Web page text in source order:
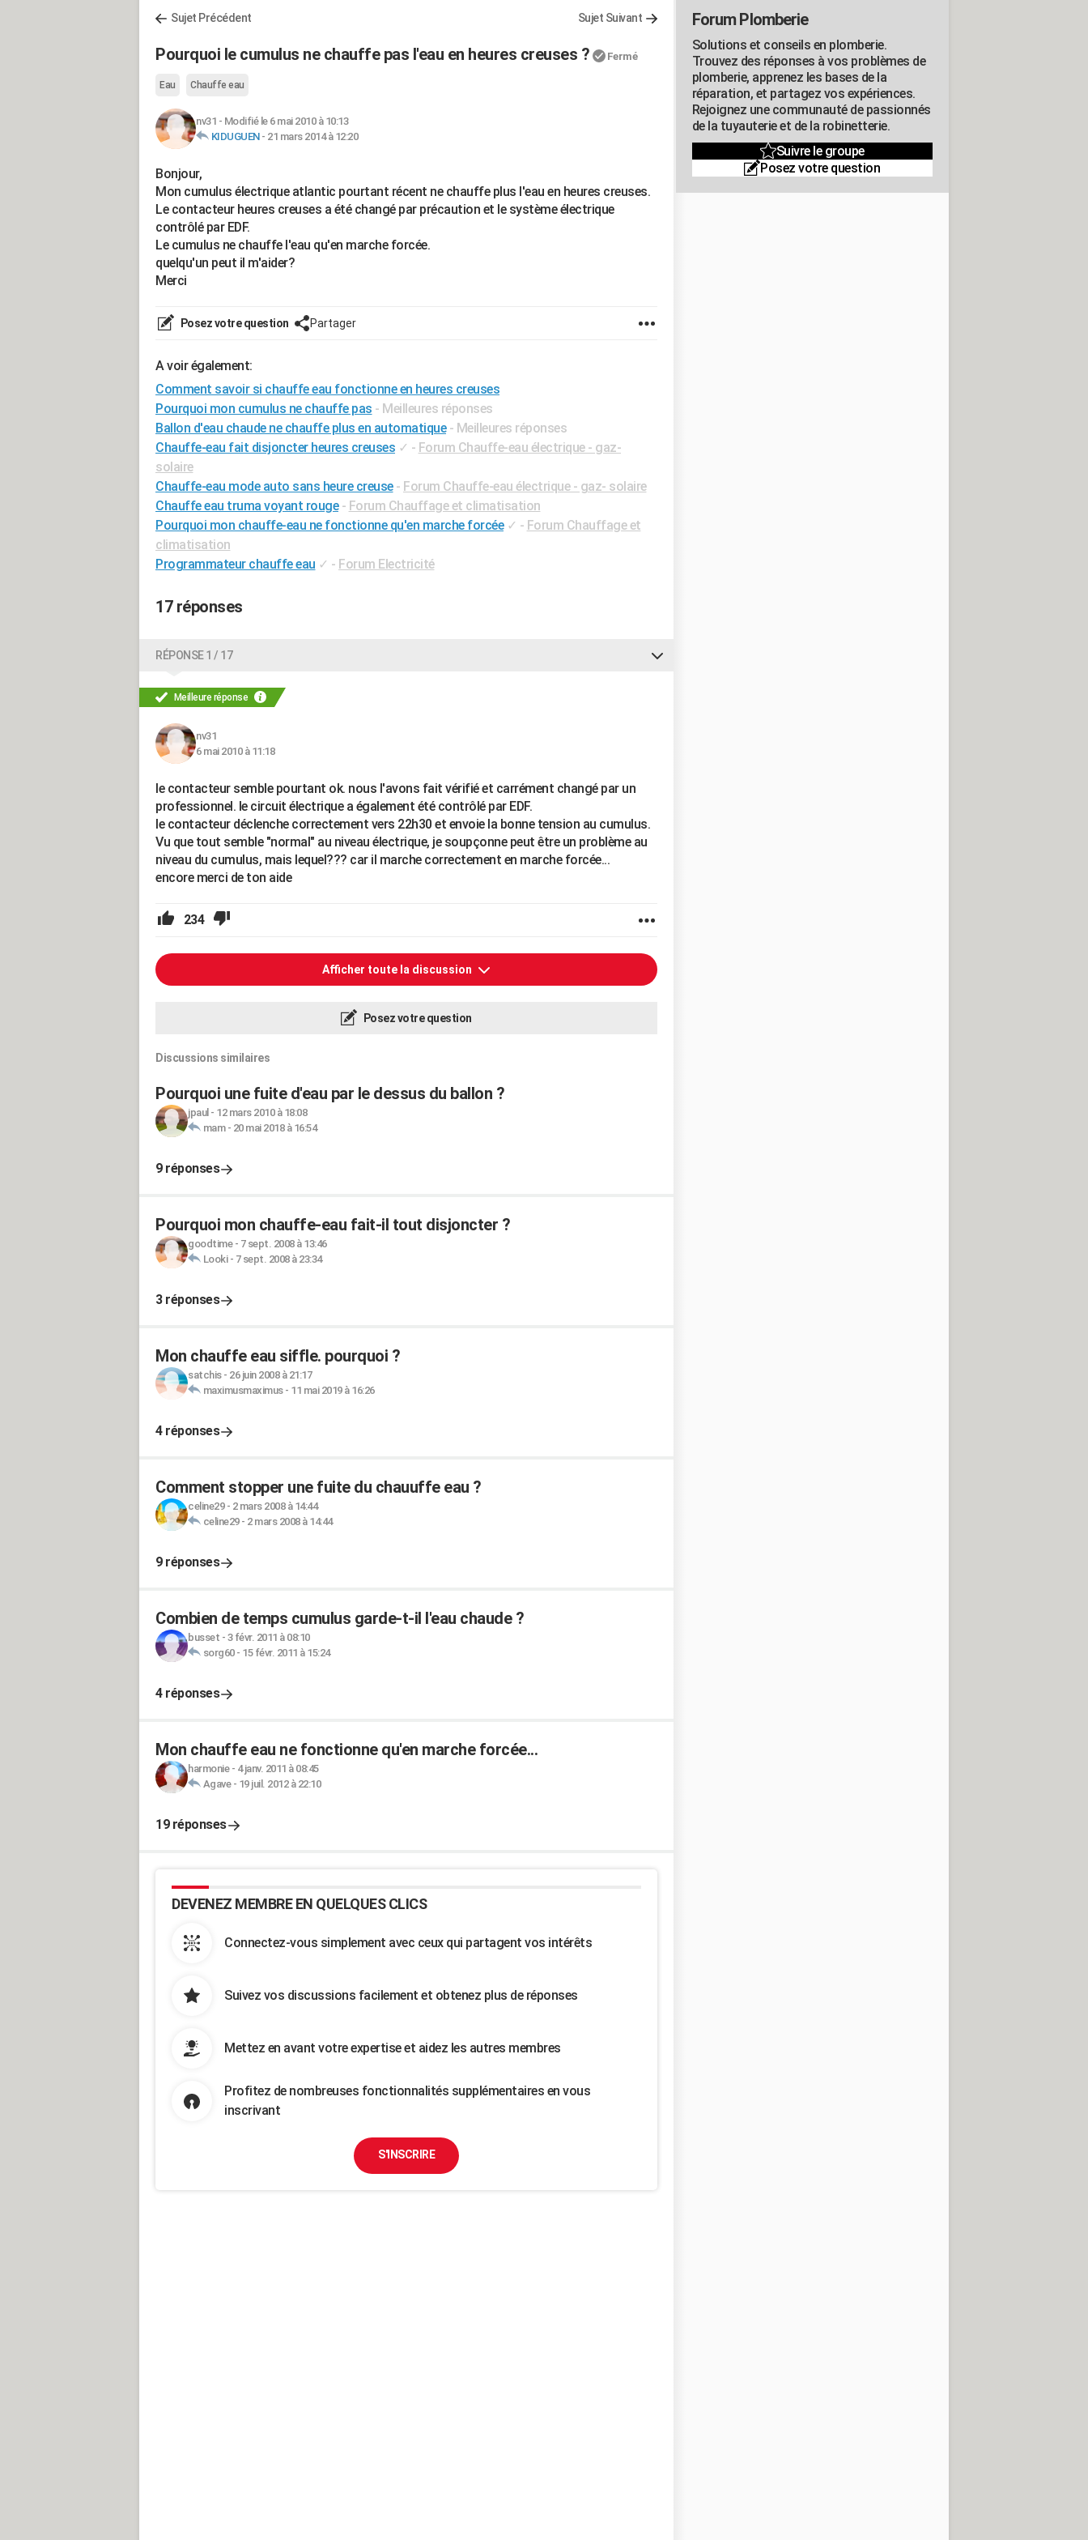
Sujet Précédent Sujet Suivant
Pourquoi le cumulus ne chauffe pas l'eau en heures creuses ? Fermé
Eau Chauffe eau
nv31 - Modifié le 6 mai 2010 à 10:13
KIDUGUEN- 21 mars 2014 à 12:20
Bonjour,
Mon cumulus électrique atlantic pourtant récent ne chauffe plus l'eau en heures creuses.
Le contacteur heures creuses a été changé par précaution et le système électrique
contrôlé par EDF.
Le cumulus ne chauffe l'eau qu'en marche forcée.
quelqu'un peut il m'aider?
Merci
Posez votre question Partager
A voir également:
Comment savoir si chauffe eau fonctionne en heures creuses
Pourquoi mon cumulus ne chauffe pas - Meilleures réponses
Ballon d'eau chaude ne chauffe plus en automatique - Meilleures réponses
Chauffe-eau fait disjoncter heures creuses ✓ - Forum Chauffe-eau électrique - gaz-
solaire
Chauffe-eau mode auto sans heure creuse - Forum Chauffe-eau électrique - gaz- solaire
Chauffe eau truma voyant rouge - Forum Chauffage et climatisation
Pourquoi mon chauffe-eau ne fonctionne qu'en marche forcée ✓ - Forum Chauffage et
climatisation
Programmateur chauffe eau ✓ - Forum Electricité
17 réponses
RÉPONSE 1 / 17
Meilleure réponse
nv31
6 mai 2010 à 11:18
le contacteur semble pourtant ok. nous l'avons fait vérifié et carrément changé par un
professionnel. le circuit électrique a également été contrôlé par EDF.
le contacteur déclenche correctement vers 22h30 et envoie la bonne tension au cumulus.
Vu que tout semble "normal" au niveau électrique, je soupçonne peut être un problème au
niveau du cumulus, mais lequel??? car il marche correctement en marche forcée...
encore merci de ton aide
234
Afficher toute la discussion
Posez votre question
Discussions similaires
Pourquoi une fuite d'eau par le dessus du ballon ?
jpaul - 12 mars 2010 à 18:08
mam- 20 mai 2018 à 16:54
9 réponses
Pourquoi mon chauffe-eau fait-il tout disjoncter ?
goodtime- 7 sept. 2008 à 13:46
Looki- 7 sept. 2008 à 23:34
3 réponses
Mon chauffe eau siffle. pourquoi ?
satchis- 26 juin 2008 à 21:17
maximusmaximus- 11 mai 2019 à 16:26
4 réponses
Comment stopper une fuite du chauuffe eau ?
celine29- 2 mars 2008 à 14:44
celine29- 2 mars 2008 à 14:44
9 réponses
Combien de temps cumulus garde-t-il l'eau chaude ?
busset - 3 févr. 2011 à 08:10
sorg60- 15 févr. 2011 à 15:24
4 réponses
Mon chauffe eau ne fonctionne qu'en marche forcée...
harmonie- 4 janv. 2011 à 08:45
Agave- 19 juil. 2012 à 22:10
19 réponses
DEVENEZ MEMBRE EN QUELQUES CLICS
Connectez-vous simplement avec ceux qui partagent vos intérêts
Suivez vos discussions facilement et obtenez plus de réponses
Mettez en avant votre expertise et aidez les autres membres
Profitez de nombreuses fonctionnalités supplémentaires en vous
inscrivant
S'INSCRIRE
Forum Plomberie
Solutions et conseils en plomberie.
Trouvez des réponses à vos problèmes de
plomberie, apprenez les bases de la
réparation, et partagez vos expériences.
Rejoignez une communauté de passionnés
de la tuyauterie et de la robinetterie.
Suivre le groupe
Posez votre question